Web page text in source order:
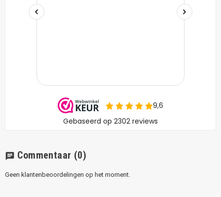
chat Commentaar (0)
Geen klantenbeoordelingen op het moment.